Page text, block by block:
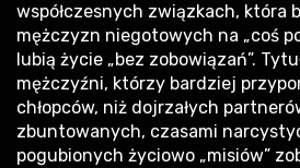
współczesnych związkach, która
mężczyzn niegotowych na „coś
lubią życie „bez zobowiązań”.
mężczyźni, którzy bardziej
chłopców, niż dojrzałych
zbuntowanych, czasami
pogubionych życiowo „misiów”